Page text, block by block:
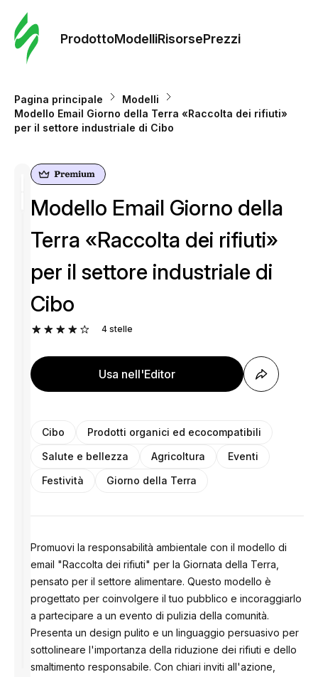
ProdottoModelliRisorsePrezzi
Pagina principale
Modelli
Modello Email Giorno della Terra «Raccolta dei rifiuti»
per il settore industriale di Cibo
Modello Email Giorno della
Terra «Raccolta dei rifiuti»
per il settore industriale di
Cibo
4 stelle
Usa nell'Editor
Cibo
Prodotti organici ed ecocompatibili
Salute e bellezza
Agricoltura
Eventi
Festività
Giorno della Terra
Promuovi la responsabilità ambientale con il modello di
email "Raccolta dei rifiuti" per la Giornata della Terra,
pensato per il settore alimentare. Questo modello è
progettato per coinvolgere il tuo pubblico e incoraggiarlo
a partecipare a un evento di pulizia della comunità.
Presenta un design pulito e un linguaggio persuasivo per
sottolineare l'importanza della riduzione dei rifiuti e dello
smaltimento responsabile. Con chiari inviti all'azione,